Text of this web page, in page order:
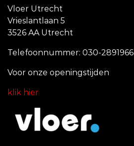
Vloer Utrecht
Vrieslantlaan 5
3526 AA Utrecht
Telefoonnummer: 030-2891966
Voor onze openingstijden
klik hier